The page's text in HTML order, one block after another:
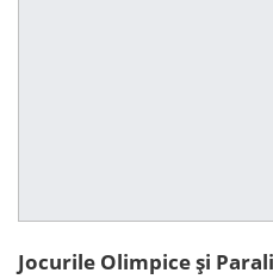
Jocurile Olimpice și